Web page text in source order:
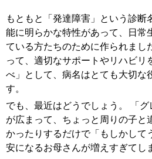
もともと「発達障害」という診断
能に明らかな特性があって、日常
ている方たちのために作られまし
って、適切なサポートやリハビリ
べ」として、病名はとても大切な
す。
でも、最近はどうでしょう。 「
が広まって、ちょっと周りの子と
かったりするだけで「もしかし
安になるお母さんが増えすぎてし